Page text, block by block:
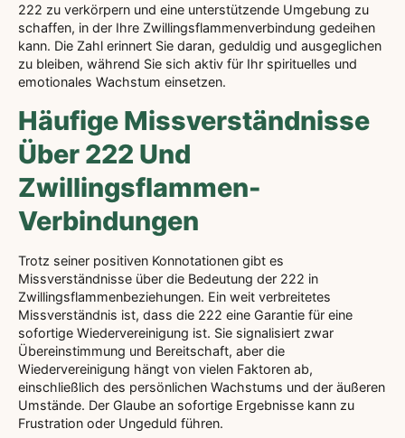
222 zu verkörpern und eine unterstützende Umgebung zu
schaffen, in der Ihre Zwillingsflammenverbindung gedeihen
kann. Die Zahl erinnert Sie daran, geduldig und ausgeglichen
zu bleiben, während Sie sich aktiv für Ihr spirituelles und
emotionales Wachstum einsetzen.
Häufige Missverständnisse
Über 222 Und
Zwillingsflammen-
Verbindungen
Trotz seiner positiven Konnotationen gibt es
Missverständnisse über die Bedeutung der 222 in
Zwillingsflammenbeziehungen. Ein weit verbreitetes
Missverständnis ist, dass die 222 eine Garantie für eine
sofortige Wiedervereinigung ist. Sie signalisiert zwar
Übereinstimmung und Bereitschaft, aber die
Wiedervereinigung hängt von vielen Faktoren ab,
einschließlich des persönlichen Wachstums und der äußeren
Umstände. Der Glaube an sofortige Ergebnisse kann zu
Frustration oder Ungeduld führen.